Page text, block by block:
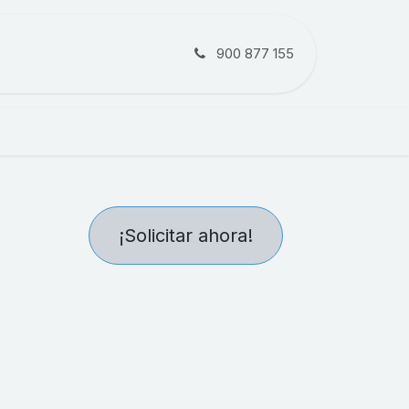
900 877 155
¡Solicitar ahora!